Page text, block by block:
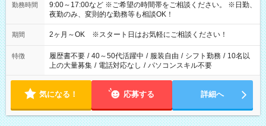
勤務時間
9:00～17:00など ※ご希望の時間帯をご相談ください。 ※日勤、
夜勤のみ、変則的な勤務等も相談OK！
期間 2ヶ月～OK ※スタート日はお気軽にご相談ください！
特徴 履歴書不要 / 40～50代活躍中 / 服装自由 / シフト勤務 / 10名以
上の大量募集 / 電話対応なし / パソコンスキル不要
気になる！ 応募する 詳細へ